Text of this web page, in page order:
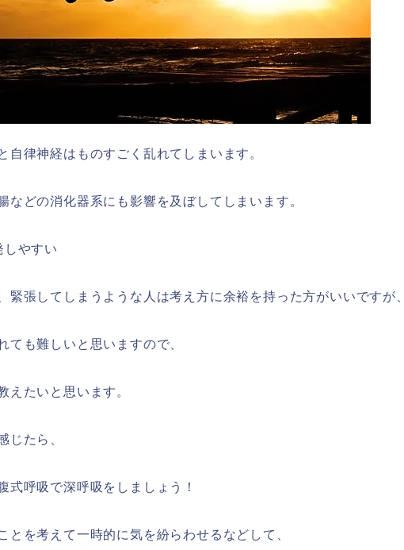
自律神経はものすごく乱れてしまいます。
などの消化器系にも影響を及ぼしてしまいます。
やすい
緊張してしまうような人は考え方に余裕を持った方がいいですが、
ても難しいと思いますので、
えたいと思います。
じたら、
式呼吸で深呼吸をしましょう！
とを考えて一時的に気を紛らわせるなどして、